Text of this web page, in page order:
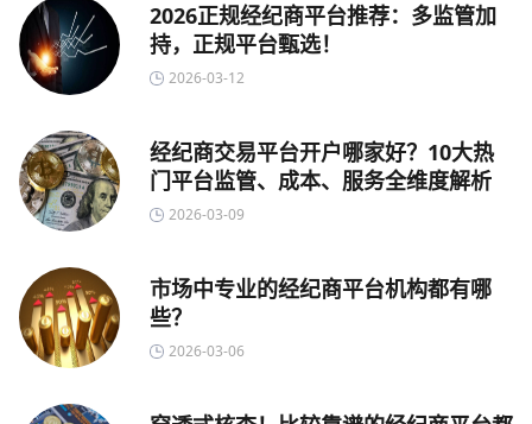
2026正规经纪商平台推荐：多监管加
持，正规平台甄选！
2026-03-12
经纪商交易平台开户哪家好？10大热
门平台监管、成本、服务全维度解析
2026-03-09
市场中专业的经纪商平台机构都有哪
些？
2026-03-06